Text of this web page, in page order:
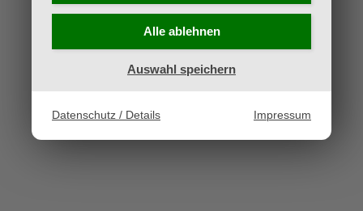
Alle ablehnen
Auswahl speichern
Datenschutz / Details Impressum
Die Teilnahme am Turnier ist natürlich nicht
verpflichtend – wenn du nur casual spielen willst